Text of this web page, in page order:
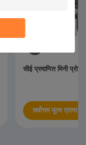
सीई प्रमाणित मिनी
सर्वोत्तम मूल्य प्राप्त